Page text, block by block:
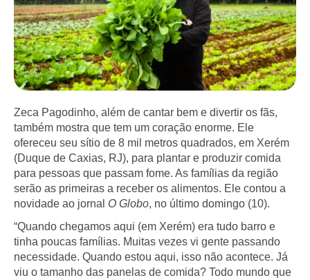
Zeca Pagodinho, além de cantar bem e divertir os fãs,
também mostra que tem um coração enorme. Ele
ofereceu seu sítio de 8 mil metros quadrados, em Xerém
(Duque de Caxias, RJ), para plantar e produzir comida
para pessoas que passam fome. As famílias da região
serão as primeiras a receber os alimentos. Ele contou a
novidade ao jornal O Globo, no último domingo (10).
“Quando chegamos aqui (em Xerém) era tudo barro e
tinha poucas famílias. Muitas vezes vi gente passando
necessidade. Quando estou aqui, isso não acontece. Já
viu o tamanho das panelas de comida? Todo mundo que